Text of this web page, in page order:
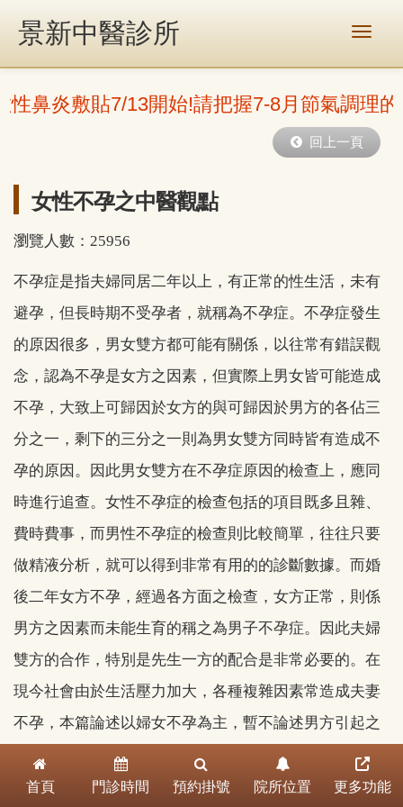
景新中醫診所
性鼻炎敷貼7/13開始!請把握7-8月節氣調理的
回上一頁
女性不孕之中醫觀點
瀏覽人數：25956
不孕症是指夫婦同居二年以上，有正常的性生活，未有
避孕，但長時期不受孕者，就稱為不孕症。不孕症發生
的原因很多，男女雙方都可能有關係，以往常有錯誤觀
念，認為不孕是女方之因素，但實際上男女皆可能造成
不孕，大致上可歸因於女方的與可歸因於男方的各佔三
分之一，剩下的三分之一則為男女雙方同時皆有造成不
孕的原因。因此男女雙方在不孕症原因的檢查上，應同
時進行追查。女性不孕症的檢查包括的項目既多且雜、
費時費事，而男性不孕症的檢查則比較簡單，往往只要
做精液分析，就可以得到非常有用的的診斷數據。而婚
後二年女方不孕，經過各方面之檢查，女方正常，則係
男方之因素而未能生育的稱之為男子不孕症。因此夫婦
雙方的合作，特別是先生一方的配合是非常必要的。在
現今社會由於生活壓力加大，各種複雜因素常造成夫妻
不孕，本篇論述以婦女不孕為主，暫不論述男方引起之
不孕。
首頁 門診時間 預約掛號 院所位置 更多功能